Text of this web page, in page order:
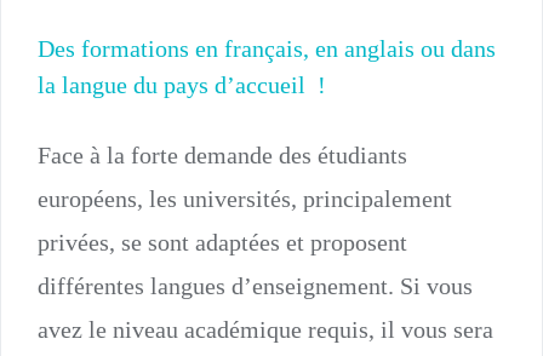
Des formations en français, en anglais ou dans
la langue du pays d’accueil !
Face à la forte demande des étudiants
européens, les universités, principalement
privées, se sont adaptées et proposent
différentes langues d’enseignement. Si vous
avez le niveau académique requis, il vous sera